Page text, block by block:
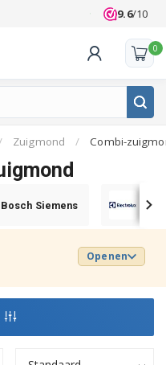
Klanten
9.6/10
0
Zuigmond / Combi-
Bosch Siemens
Openen